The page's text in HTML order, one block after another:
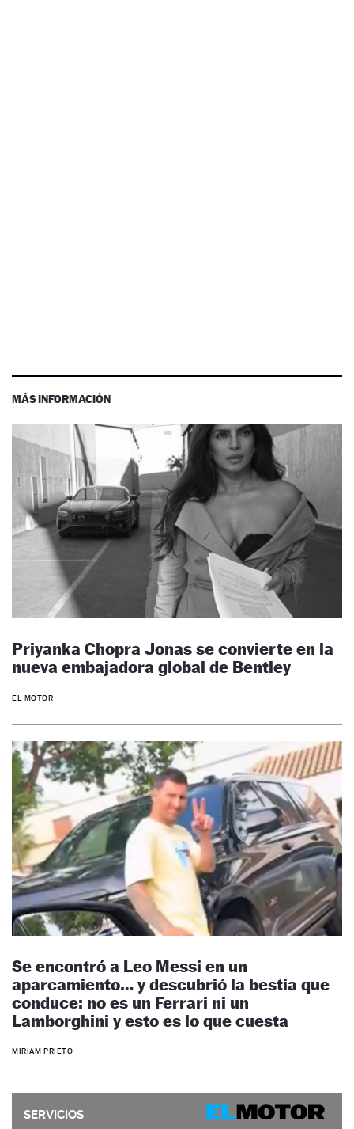
MÁS INFORMACIÓN
Priyanka Chopra Jonas se convierte en la
nueva embajadora global de Bentley
EL MOTOR
Se encontró a Leo Messi en un
aparcamiento… y descubrió la bestia que
conduce: no es un Ferrari ni un
Lamborghini y esto es lo que cuesta
MIRIAM PRIETO